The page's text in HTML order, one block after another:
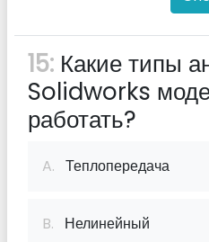
15: Какие типы
Solidworks
работать?
A. Теплопередача
B. Нелинейный